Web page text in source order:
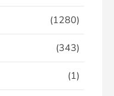
(1280)
(343)
(1)